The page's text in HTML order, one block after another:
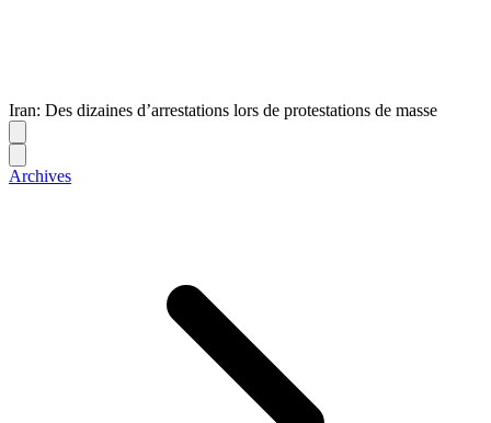
Iran: Des dizaines d’arrestations lors de protestations de masse
Archives